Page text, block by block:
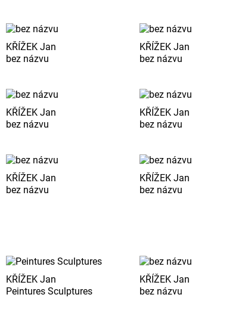
KŘÍŽEK Jan
bez názvu
KŘÍŽEK Jan
bez názvu
KŘÍŽEK Jan
bez názvu
KŘÍŽEK Jan
bez názvu
KŘÍŽEK Jan
bez názvu
KŘÍŽEK Jan
bez názvu
KŘÍŽEK Jan
Peintures Sculptures
KŘÍŽEK Jan
bez názvu